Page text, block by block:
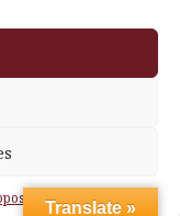
Translate »